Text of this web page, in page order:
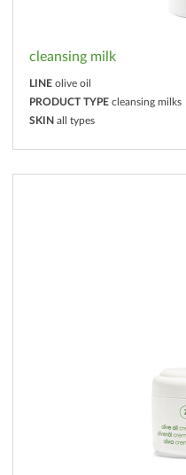
cleansing milk
LINE olive oil
PRODUCT TYPE cleansing milks
SKIN all types